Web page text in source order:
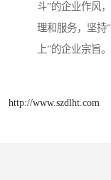
斗”的企业作风
理和服务，坚持
上”的企业宗旨。
http://www.szdlht.com